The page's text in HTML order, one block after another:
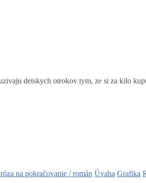
detskych otrokov tym, ze si za kilo
na pokračovanie / román Úvaha Grafika